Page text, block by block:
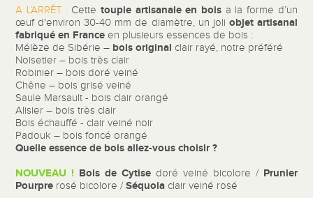
A L’ARRÊT : Cettetoupie artisanale en bois a la forme d’un
œuf d'environ 30-40 mm de diamètre, un joli objet artisanal
fabriqué en France en plusieurs essences de bois :
Mélèze de Sibérie – bois original clair rayé, notre préféré
Noisetier – bois très clair
Robinier – bois doré veiné
Chêne – bois grisé veiné
Saule Marsault - bois clair orangé
Alisier – bois très clair
Bois échauffé - clair veiné noir
Padouk – bois foncé orangé
Quelle essence de bois allez-vous choisir ?
NOUVEAU ! Bois de Cytise doré veiné bicolore / Prunier
Pourpre rosé bicolore /Séquoia clair veiné rosé